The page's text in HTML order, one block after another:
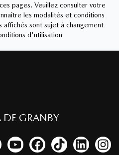
pages. Veuillez consulter votre
les modalités et conditions
affichés sont sujet à changement
d'utilisation
GRANBY
vers notre compte Twitter
Lien vers notre chaîne
Lien vers notre page
Lien vers notre
Lien vers
Lien